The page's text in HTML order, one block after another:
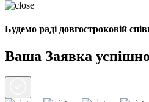
Будемо раді довгостроковій
Ваша Заявка